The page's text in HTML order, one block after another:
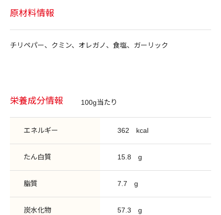
原材料情報
チリペパー、クミン、オレガノ、食塩、ガーリック
栄養成分情報 100g当たり
エネルギー 362 kcal
たん白質 15.8 g
脂質 7.7 g
炭水化物 57.3 g